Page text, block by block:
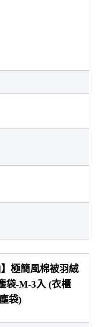
極簡風棉被羽絨
袋-M-3入 (衣櫃
袋)